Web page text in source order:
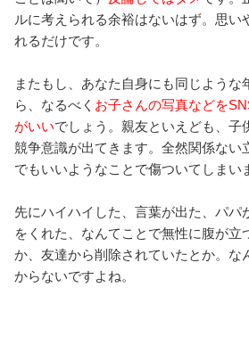
ルに考えられる余裕はないはず。思い
れるだけです。
またもし、あなた自身にも同じような
ら、なるべく お子さんの写真などを
がいいでしょう。親友といえども、子
競争意識が出てきます。全然関係ない
でもいいようなことで傷ついてしまい
先にハイハイした、言葉が出た、パパ
をくれた、なんてことで無性に腹が立
か、友達から削除されていたとか。な
からないですよね。